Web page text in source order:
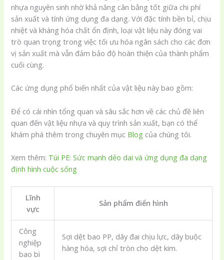
nhựa nguyên sinh nhờ khả năng cân bằng tốt giữa chi phí
sản xuất và tính ứng dụng đa dạng. Với đặc tính bền bỉ, chịu
nhiệt và kháng hóa chất ổn định, loại vật liệu này đóng vai
trò quan trọng trong việc tối ưu hóa ngân sách cho các đơn
vị sản xuất mà vẫn đảm bảo độ hoàn thiện của thành phẩm
cuối cùng.
Các ứng dụng phổ biến nhất của vật liệu này bao gồm:
Để có cái nhìn tổng quan và sâu sắc hơn về các chủ đề liên
quan đến vật liệu nhựa và quy trình sản xuất, bạn có thể
khám phá thêm trong chuyên mục Blog của chúng tôi.
Xem thêm: Túi PE: Sức mạnh dẻo dai và ứng dụng đa dạng
định hình cuộc sống
Lĩnh
vực
Sản phẩm điển hình
Công
nghiệp
bao bì
Sợi dệt bao PP, dây đai chịu lực, dây buộc
hàng hóa, sợi chỉ tròn cho dệt kim.